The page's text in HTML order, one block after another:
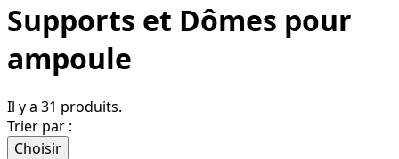
Supports et Dômes pour
ampoule
Il y a 31 produits.
Trier par :
Choisir